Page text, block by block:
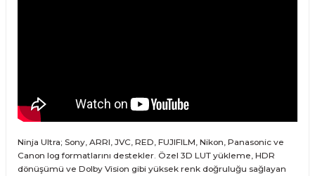
Ninja Ultra; Sony, ARRI, JVC, RED, FUJIFILM, Nikon, Panasonic ve
Canon log formatlarını destekler. Özel 3D LUT yükleme, HDR
dönüşümü ve Dolby Vision gibi yüksek renk doğruluğu sağlayan